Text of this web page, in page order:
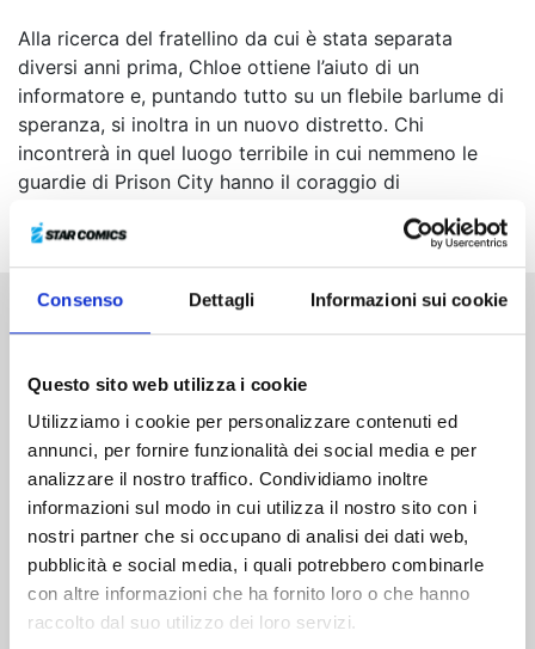
Consenso Dettagli Informazioni sui cookie
Questo sito web utilizza i cookie
Utilizziamo i cookie per personalizzare contenuti ed
annunci, per fornire funzionalità dei social media e per
analizzare il nostro traffico. Condividiamo inoltre
informazioni sul modo in cui utilizza il nostro sito con i
nostri partner che si occupano di analisi dei dati web,
pubblicità e social media, i quali potrebbero combinarle
con altre informazioni che ha fornito loro o che hanno
raccolto dal suo utilizzo dei loro servizi.
Alla ricerca del fratellino da cui è stata separata
diversi anni prima, Chloe ottiene l’aiuto di un
informatore e, puntando tutto su un flebile barlume di
speranza, si inoltra in un nuovo distretto. Chi
incontrerà in quel luogo terribile in cui nemmeno le
guardie di Prison City hanno il coraggio di